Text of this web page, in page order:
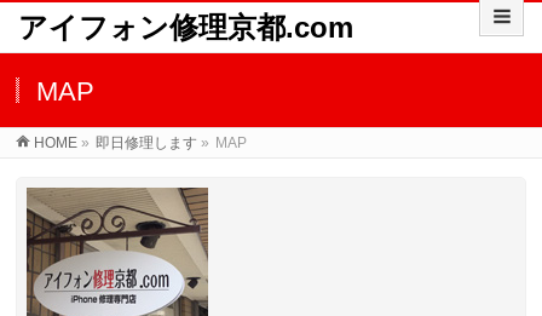
アイフォン修理京都.com
MAP
HOME » 即日修理します » MAP